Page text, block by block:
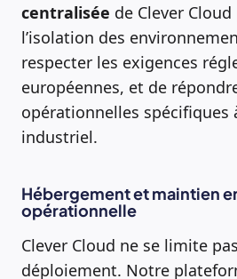
centralisée de Clever
l’isolation des
respecter les exigences
européennes, et de
opérationnelles spécifiques
industriel.
Hébergement et maintien
opérationnelle
Clever Cloud ne se limite
déploiement. Notre